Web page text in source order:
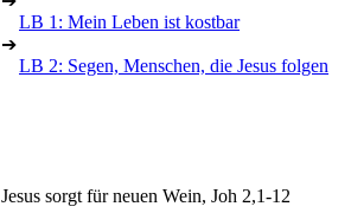
LB 1: Mein Leben ist kostbar
➔
LB 2: Segen, Menschen, die Jesus folgen
Jesus sorgt für neuen Wein, Joh 2,1-12